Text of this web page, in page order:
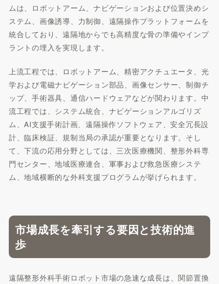
ムは、ロボットアーム、ナビゲーションおよび位置決めシ
ステム、画像誘導、力制御、遠隔操作プラットフォームを
統合しており、遠隔地からでも高精度な骨の準備やインプ
ラントの埋入を実現します。
上流工程では、ロボットアーム、精密アクチュエータ、光
学および電磁ナビゲーション部品、画像センサー、制御チ
ップ、手術器具、通信ハードウェアなどが関わります。中
流工程では、システム統合、ナビゲーションアルゴリズ
ム、AI支援手術計画、遠隔操作ソフトウェア、安全冗長設
計、臨床検証、規制当局の承認が重要となります。そし
て、下流の応用分野としては、三次医療機関、整形外科専
門センター、地域医療連合、軍事および救急医療システ
ム、地域横断的な外科支援プログラムが挙げられます。
市場成長を牽引する要因と技術的進
歩
遠隔整形外科手術ロボット市場の急速な成長は、関節置換